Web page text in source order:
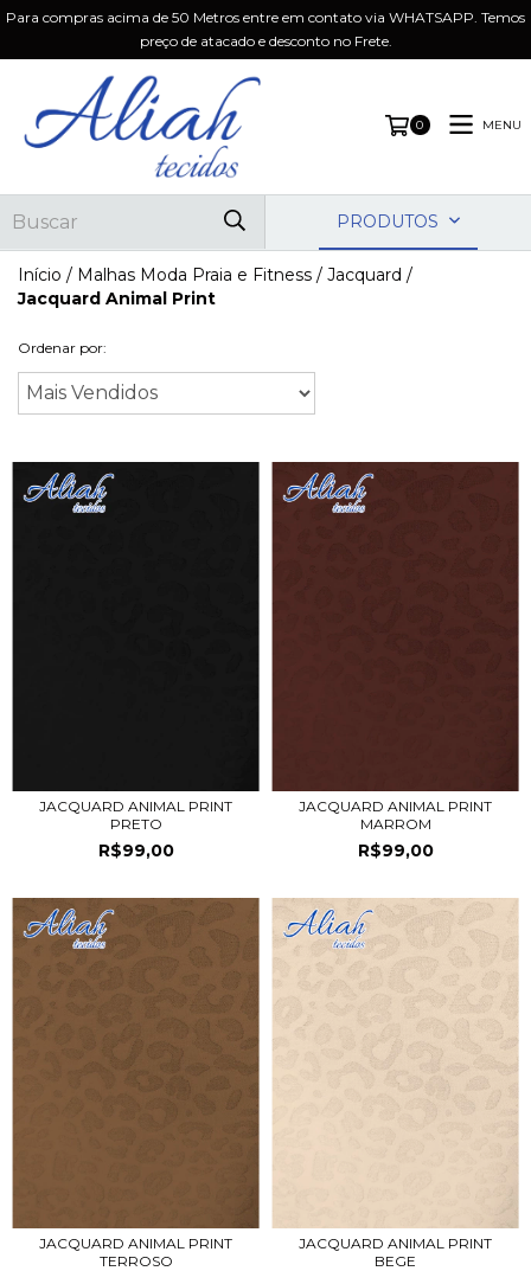
Para compras acima de 50 Metros entre em contato via WHATSAPP. Temos
preço de atacado e desconto no Frete.
0 MENU
PRODUTOS
Início / Malhas Moda Praia e Fitness / Jacquard /
Jacquard Animal Print
Ordenar por:
JACQUARD ANIMAL PRINT
PRETO
R$99,00
JACQUARD ANIMAL PRINT
MARROM
R$99,00
JACQUARD ANIMAL PRINT
TERROSO
JACQUARD ANIMAL PRINT
BEGE